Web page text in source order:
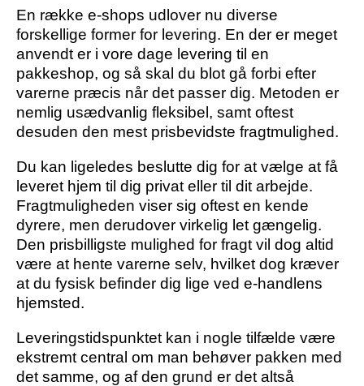
En række e-shops udlover nu diverse
forskellige former for levering. En der er meget
anvendt er i vore dage levering til en
pakkeshop, og så skal du blot gå forbi efter
varerne præcis når det passer dig. Metoden er
nemlig usædvanlig fleksibel, samt oftest
desuden den mest prisbevidste fragtmulighed.
Du kan ligeledes beslutte dig for at vælge at få
leveret hjem til dig privat eller til dit arbejde.
Fragtmuligheden viser sig oftest en kende
dyrere, men derudover virkelig let gængelig.
Den prisbilligste mulighed for fragt vil dog altid
være at hente varerne selv, hvilket dog kræver
at du fysisk befinder dig lige ved e-handlens
hjemsted.
Leveringstidspunktet kan i nogle tilfælde være
ekstremt central om man behøver pakken med
det samme, og af den grund er det altså